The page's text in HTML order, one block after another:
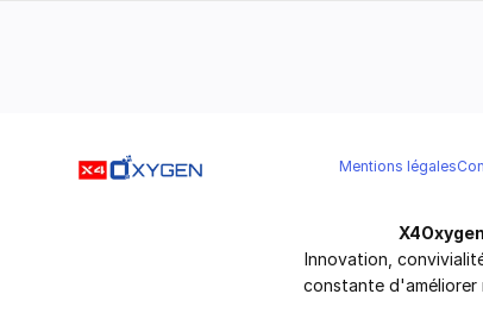
Mentions légales
Innovation,
constante